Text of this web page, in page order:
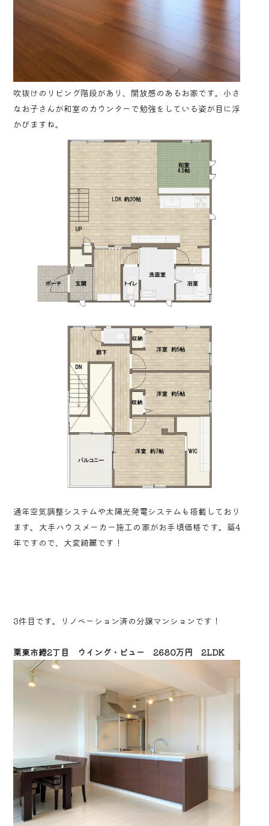
吹抜けのリビング階段があり、開放感のあるお家です。小さ
なお子さんが和室のカウンターで勉強をしている姿が目に浮
かびますね。
通年空気調整システムや太陽光発電システムも搭載しており
ます。大手ハウスメーカー施工の家がお手頃価格です。築4
年ですので、大変綺麗です！
3件目です。リノベーション済の分譲マンションです！
栗東市綣2丁目 ウイング・ビュー 2680万円 2LDK